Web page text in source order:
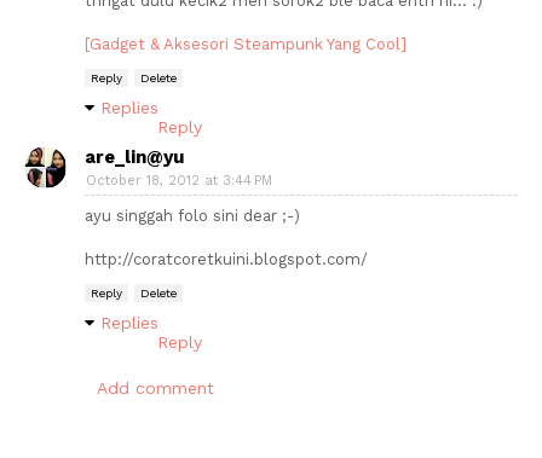
[Gadget & Aksesori Steampunk Yang Cool]
Reply Delete
Replies
Reply
are_lin@yu
October 18, 2012 at 3:44 PM
ayu singgah folo sini dear ;-)
http://coratcoretkuini.blogspot.com/
Reply Delete
Replies
Reply
Add comment